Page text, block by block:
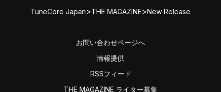
TuneCore Japan>THE MAGAZINE>New Release
お問い合わせページへ
情報提供
RSSフィード
THE MAGAZINE ライター募集